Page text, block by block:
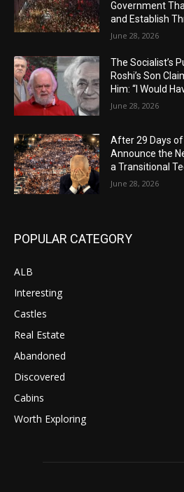
Government
and Establish
June 28, 2026
The Socialist’s
Roshi’s Son
Him: “I Would
June 28, 2026
After 29 Days
Announce the
a Transitional
June 28, 2026
POPULAR CATEGORY
ALB
Interesting
Castles
Real Estate
Abandoned
Discovered
Cabins
Worth Exploring